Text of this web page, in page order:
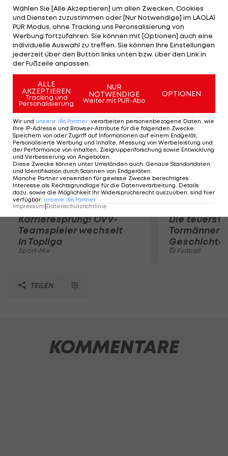
könnten die Niederösterreicher in die Top vier
vorstoßen, während der Aufsteiger aus Linz sogar
die Tabellenspitze erobern könnte. Neu in St.
Pölten ist Bernhard Luxbacher. Der 19-jährige
Offensiv-Spieler kommt für ein Jahr leihweise von
der Wiener Austria.
Mehr zum Thema
Karrieresprung! ÖVV-
Teamspieler wechselt
in Topliga
Sport-Mix
Die
Tormänner
Geschichte
Fußball
TEILEN
KOMMENTARE
Wählen Sie [Alle Akzeptieren] um allen Zwecken, Cookies
und Diensten zuzustimmen oder [Nur Notwendige] im LAOLA1
PUR Modus, ohne Tracking uns Peronsalisierung von
Werbung fortzufahren. Sie können mit [Optionen] auch eine
individuelle Auswahl zu treffen. Sie können Ihre Einstellungen
jederzeit über den Button links unten bzw. über den Link in
der Fußzeile anpassen.
ALLE
AKZEPTIEREN
Tracking und
Personalisierung
NUR
NOTWENDIGE
Weiter mit PUR-Abo
OPTIONEN
Wir und unsere 186 Partner verarbeiten personenbezogene Daten, wie
Ihre IP-Adresse und Browser-Attribute für die folgenden Zwecke:
Speichern von oder Zugriff auf Informationen auf einem Endgerät;
Personalisierte Werbung und Inhalte, Messung von Werbeleistung und
der Performance von Inhalten, Zielgruppenforschung sowie Entwicklung
und Verbesserung von Angeboten.
Diese Zwecke können unter Umständen auch: Genaue Standortdaten
und Identifikation durch Scannen von Endgeräten.
Manche Partner verwenden für gewisse Zwecke berechtigtes
Interesse als Rechtsgrundlage für die Datenverarbeitung. Details
dazu, sowie die Möglichkeit Ihr Widerspruchsrecht auszuüben, sind hier
verfügbar: unsere 186 Partner
Impressum Datenschutzrichtlinie